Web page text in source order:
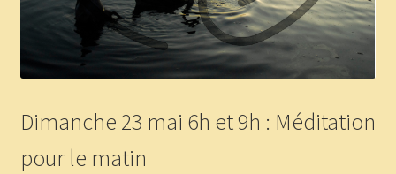
Dimanche 23 mai 6h et 9h : Méditation
pour le matin